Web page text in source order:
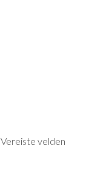
Vereiste velden